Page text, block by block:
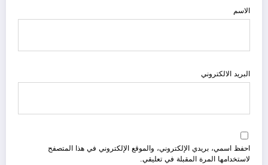
الاسم
البريد الالكتروني
احفظ اسمي، بريدي الإلكتروني، والموقع الإلكتروني في هذا المتصفح
لاستخدامها المرة المقبلة في تعليقي.